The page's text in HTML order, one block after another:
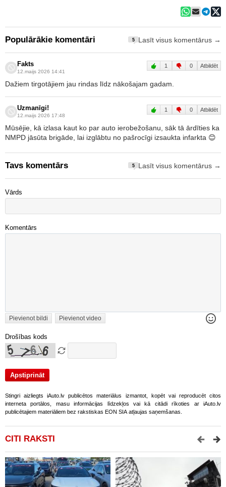
Populārākie komentāri 5 Lasīt visus komentārus →
Fakts
12.maijs 2026 14:41
1 0 Atbildēt
Dažiem tirgotājiem jau rindas līdz nākošajam gadam.
Uzmanīgi!
12.maijs 2026 17:48
1 0 Atbildēt
Mūsējie, kā izlasa kaut ko par auto ierobežošanu, sāk tā ārdīties ka
NMPD jāsūta brigāde, lai izglābtu no pašrocīgi izsaukta infarkta 😊
Tavs komentārs 5 Lasīt visus komentārus →
Vārds
Komentārs
Pievienot bildi Pievienot video
Drošības kods
Stingri aizliegts iAuto.lv publicētos materiālus izmantot, kopēt vai reproducēt citos
interneta portālos, masu informācijas līdzekļos vai kā citādi rīkoties ar iAuto.lv
publicētajiem materiāliem bez rakstiskas EON SIA atļaujas saņemšanas.
CITI RAKSTI